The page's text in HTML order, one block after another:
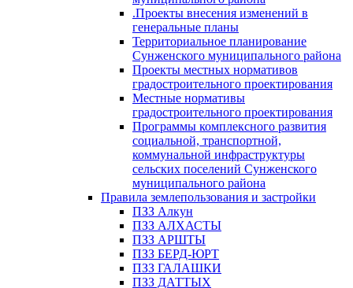
.Проекты внесения изменений в
генеральные планы
Территориальное планирование
Сунженского муниципального района
Проекты местных нормативов
градостроительного проектирования
Местные нормативы
градостроительного проектирования
Программы комплексного развития
социальной, транспортной,
коммунальной инфраструктуры
сельских поселений Сунженского
муниципального района
Правила землепользования и застройки
ПЗЗ Алкун
ПЗЗ АЛХАСТЫ
ПЗЗ АРШТЫ
ПЗЗ БЕРД-ЮРТ
ПЗЗ ГАЛАШКИ
ПЗЗ ДАТТЫХ